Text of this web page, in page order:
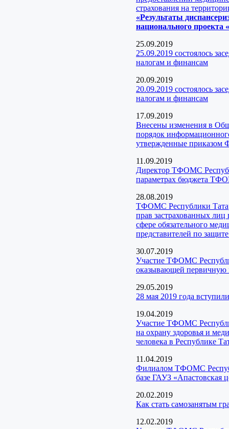
страхования на
«Результаты
национального проекта
25.09.2019
25.09.2019 состоялось
налогам и финансам
20.09.2019
20.09.2019 состоялось
налогам и финансам
17.09.2019
Внесены изменения в
порядок
утвержденные
11.09.2019
Директор ТФОМС
параметрах бюджета
28.08.2019
ТФОМС Республики
прав застрахованных
сфере обязательного
представителей по
30.07.2019
Участие ТФОМС
оказывающей первичную
29.05.2019
28 мая 2019 года
19.04.2019
Участие ТФОМС
на охрану здоровья и
человека в Республике
11.04.2019
Филиалом ТФОМС
базе ГАУЗ «Апастовская
20.02.2019
Как стать самозанятым
12.02.2019